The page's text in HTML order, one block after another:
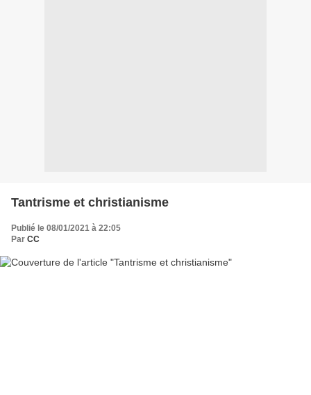
Tantrisme et christianisme
Publié le 08/01/2021 à 22:05
Par CC